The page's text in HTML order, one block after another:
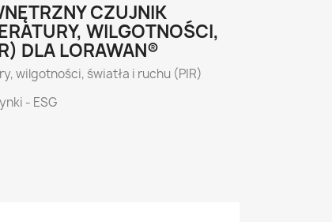
CZUJNIK
WILGOTNOŚCI,
DLA LORAWAN®
wilgotności, światła i ruchu (PIR)
- ESG